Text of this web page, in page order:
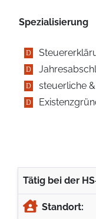
Spezialisierung
steuerliche
Tätig bei der
Standort: